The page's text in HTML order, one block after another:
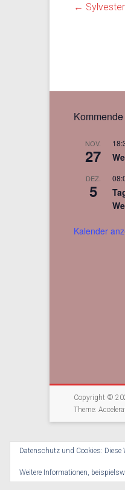
←
NOV.
27
DEZ.
5
Kalender
Copyright ©
Theme:
Datenschutz und Cookies:
Weitere Informationen,